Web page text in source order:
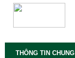
THÔNG TIN CHUNG